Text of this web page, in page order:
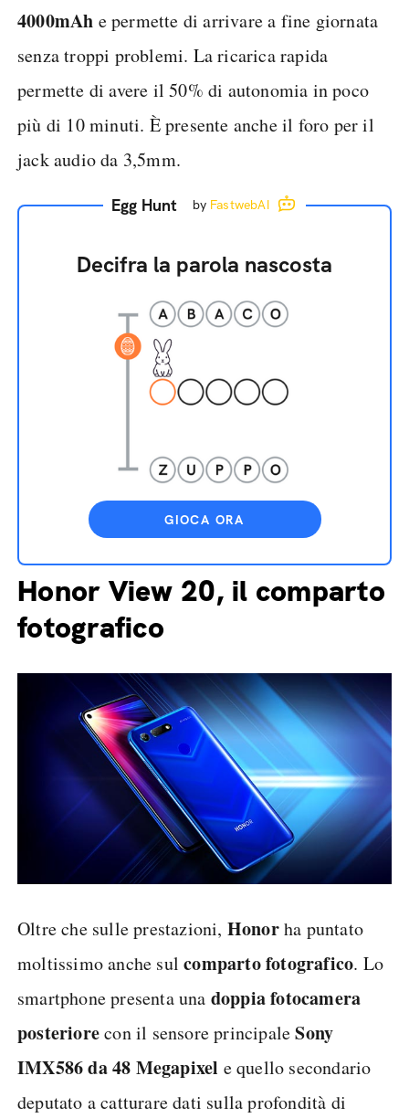
4000mAh e permette di arrivare a fine giornata
senza troppi problemi. La ricarica rapida
permette di avere il 50% di autonomia in poco
più di 10 minuti. È presente anche il foro per il
jack audio da 3,5mm.
Egg Hunt by FastwebAI
Decifra la parola nascosta
GIOCA ORA
Honor View 20, il comparto
fotografico
Oltre che sulle prestazioni, Honorha puntato
moltissimo anche sulcomparto fotografico. Lo
smartphone presenta una doppia fotocamera
posteriorecon il sensore principaleSony
IMX586 da 48 Megapixel e quello secondario
deputato a catturare dati sulla profondità di